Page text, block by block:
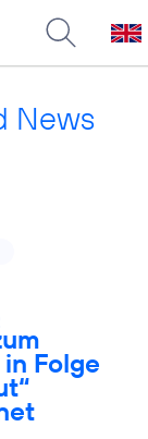
News
Folge